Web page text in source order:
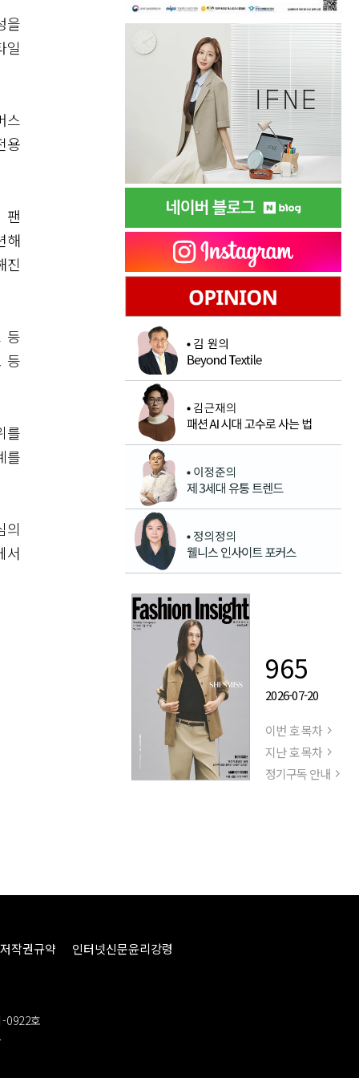
을
일
스
용
팬
해
진
등
등
를
를
의
서
965
2026-07-20
이번 호 목차
지난 호 목차
정기구독 안내
저작권규약 인터넷신문윤리강령
0922호